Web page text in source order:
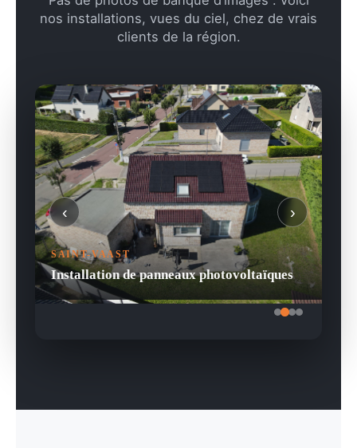
nos installations, vues du ciel, chez de vrais
clients de la région.
SAINT-VAAST
Installation de panneaux photovoltaïques
‹ ›